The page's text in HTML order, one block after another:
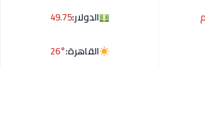
الدولار:49.75
القاهرة:26°